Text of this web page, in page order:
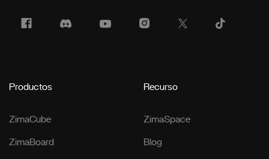
Productos
ZimaCube
ZimaBoard
Recurso
ZimaSpace
Blog